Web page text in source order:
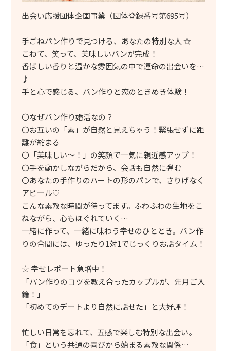
出会い応援団体企画事業（団体登録番号第695号）
手ごねパン作りで見つける、あなたの特別な人 ☆
こねて、笑って、美味しいパンが完成！
香ばしい香りと温かな雰囲気の中で運命の出会いを…
♪
手と心で感じる、パン作りと恋のときめき体験！
〇なぜパン作り婚活なの？
〇お互いの「素」が自然と見えちゃう！緊張せずに距
離が縮まる
〇「美味しい～！」の笑顔で一気に親近感アップ！
〇手を動かしながらだから、会話も自然に弾む
〇あなたの手作りのハートの形のパンで、さりげなく
アピール♡
こんな素敵な時間が待ってます。ふわふわの生地をこ
ねながら、心もほぐれていく…
一緒に作って、一緒に味わう幸せのひととき。パン作
りの合間には、ゆったり1対1でじっくりお話タイム！
☆ 幸せレポート急増中！
「パン作りのコツを教え合ったカップルが、先月ご入
籍！」
「初めてのデートより自然に話せた」と大好評！
忙しい日常を忘れて、五感で楽しむ特別な出会い。
「食」という共通の喜びから始まる素敵な関係…